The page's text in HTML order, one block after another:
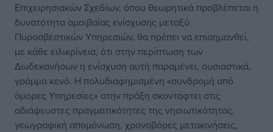
Επιχειρησιακών Σχεδίων, όπου θεωρητικά προβλέπεται η
δυνατότητα αμοιβαίας ενίσχυσης μεταξύ
Πυροσβεστικών Υπηρεσιών, θα πρέπει να επισημανθεί,
με κάθε ειλικρίνεια, ότι στην περίπτωση των
Δωδεκανήσων η ενίσχυση αυτή παραμένει, ουσιαστικά,
γράμμα κενό. Η πολυδιαφημισμένη «συνδρομή από
όμορες Υπηρεσίες» στην πράξη σκοντάφτει στις
αδιάψευστες πραγματικότητες της νησιωτικότητας,
γεωγραφική απομόνωση, χρονοβόρες μετακινήσεις,